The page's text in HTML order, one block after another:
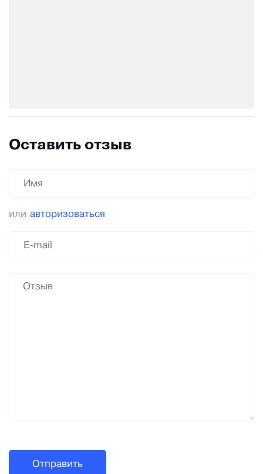
Оставить отзыв
или авторизоваться